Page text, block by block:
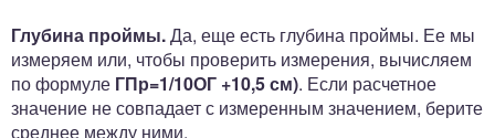
Глубина проймы.Да, еще есть глубина проймы. Ее мы
измеряем или, чтобы проверить измерения, вычисляем
по формуле ГПр=1/10ОГ +10,5 см). Если расчетное
значение не совпадает с измеренным значением, берите
среднее между ними.